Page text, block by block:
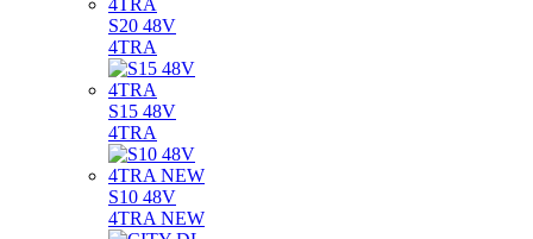
S20 48V
4TRA
S15 48V
4TRA
S10 48V
4TRA NEW